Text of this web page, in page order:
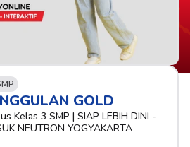
GOLD
Kelas 3 SMP | SIAP LEBIH DINI -
NEUTRON YOGYAKARTA